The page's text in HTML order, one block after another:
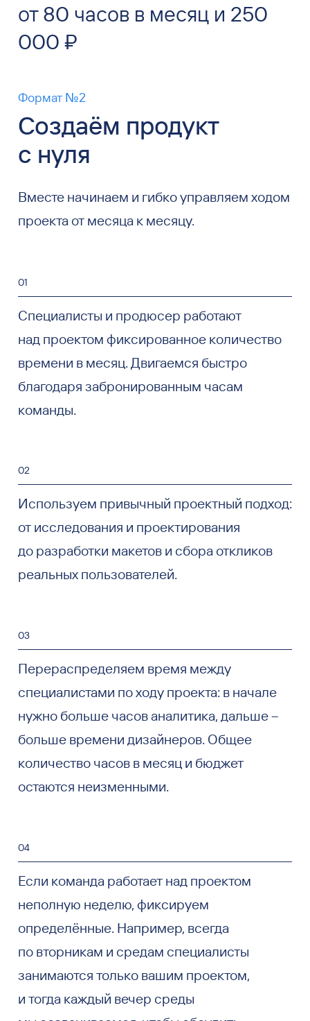
от 80 часов в месяц и 250
000 ₽
Формат №2
Создаём продукт
с нуля
Вместе начинаем и гибко управляем ходом
проекта от месяца к месяцу.
01
Специалисты и продюсер работают
над проектом фиксированное количество
времени в месяц. Двигаемся быстро
благодаря забронированным часам
команды.
02
Используем привычный проектный подход:
от исследования и проектирования
до разработки макетов и сбора откликов
реальных пользователей.
03
Перераспределяем время между
специалистами по ходу проекта: в начале
нужно больше часов аналитика, дальше –
больше времени дизайнеров. Общее
количество часов в месяц и бюджет
остаются неизменными.
04
Если команда работает над проектом
неполную неделю, фиксируем
определённые. Например, всегда
по вторникам и средам специалисты
занимаются только вашим проектом,
и тогда каждый вечер среды